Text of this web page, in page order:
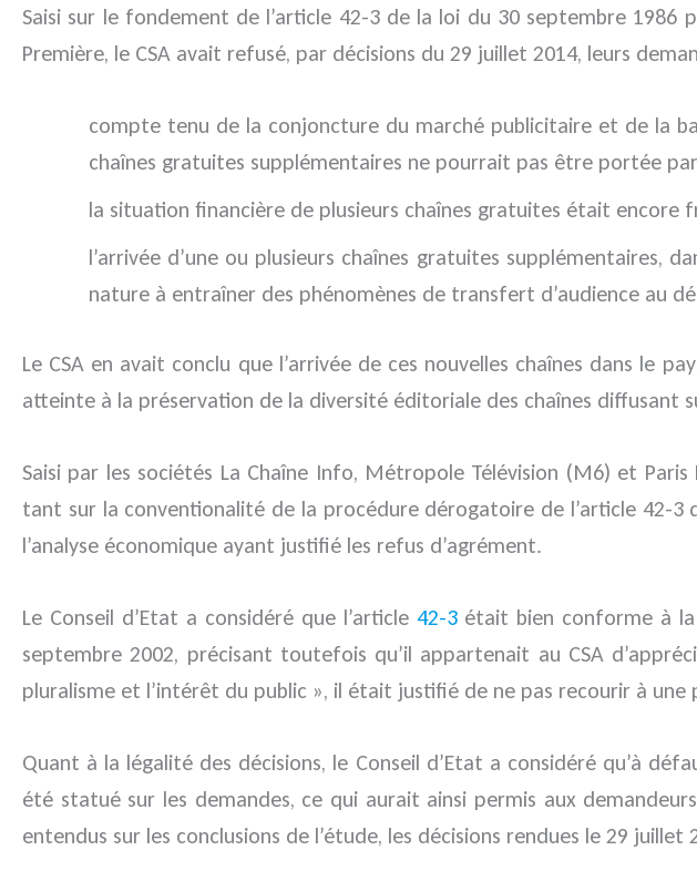
Saisi sur le fondement de l’article 42-3 de la loi du 30 septembre
Première, le CSA avait refusé, par décisions du 29 juillet 2014, leurs
compte tenu de la conjoncture du marché publicitaire et de la
chaînes gratuites supplémentaires ne pourrait pas être portée
la situation financière de plusieurs chaînes gratuites était encore
l’arrivée d’une ou plusieurs chaînes gratuites supplémentaires,
nature à entraîner des phénomènes de transfert d’audience au
Le CSA en avait conclu que l’arrivée de ces nouvelles chaînes dans le
atteinte à la préservation de la diversité éditoriale des chaînes diffusant
Saisi par les sociétés La Chaîne Info, Métropole Télévision (M6) et
tant sur la conventionalité de la procédure dérogatoire de l’article 42-3
l’analyse économique ayant justifié les refus d’agrément.
Le Conseil d’Etat a considéré que l’article 42-3 était bien conforme à
septembre 2002, précisant toutefois qu’il appartenait au CSA
pluralisme et l’intérêt du public », il était justifié de ne pas recourir à
Quant à la légalité des décisions, le Conseil d’Etat a considéré qu’à
été statué sur les demandes, ce qui aurait ainsi permis aux
entendus sur les conclusions de l’étude, les décisions rendues le 29